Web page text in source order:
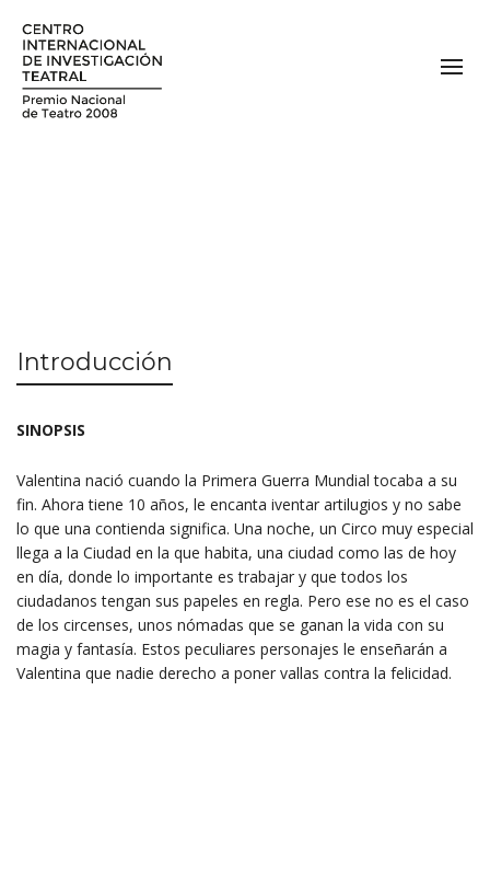
Introducción
SINOPSIS
Valentina nació cuando la Primera Guerra Mundial tocaba a su
fin. Ahora tiene 10 años, le encanta iventar artilugios y no sabe
lo que una contienda significa. Una noche, un Circo muy especial
llega a la Ciudad en la que habita, una ciudad como las de hoy
en día, donde lo importante es trabajar y que todos los
ciudadanos tengan sus papeles en regla. Pero ese no es el caso
de los circenses, unos nómadas que se ganan la vida con su
magia y fantasía. Estos peculiares personajes le enseñarán a
Valentina que nadie derecho a poner vallas contra la felicidad.